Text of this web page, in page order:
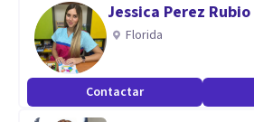
Jessica Perez Rubio
Florida
Contactar